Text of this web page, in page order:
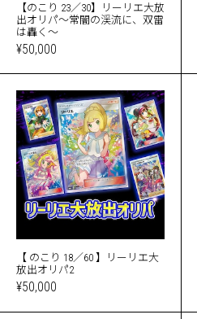
【のこり 23／30】リーリエ大放
出オリパ〜常闇の渓流に、双雷
は轟く〜
¥50,000
【 のこり 18／60 】リーリエ大
放出オリパ2
¥50,000